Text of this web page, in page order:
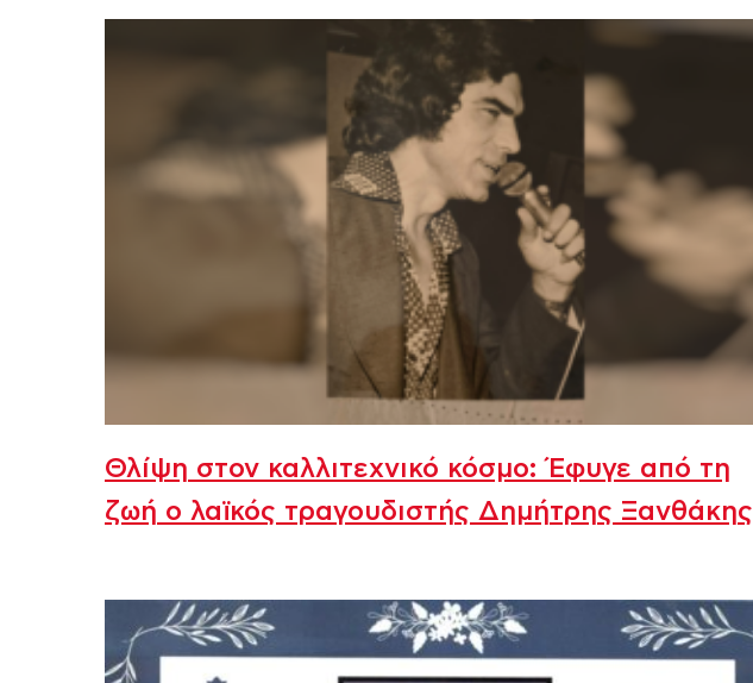
Θλίψη στον καλλιτεχνικό κόσμο: Έφυγε από τη
ζωή ο λαϊκός τραγουδιστής Δημήτρης Ξανθάκης